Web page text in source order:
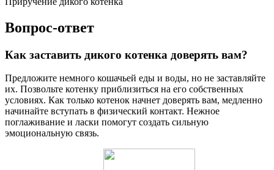
Вопрос-ответ
Как заставить дикого котенка доверять вам?
Предложите немного кошачьей еды и воды, но не заставляйте
их. Позвольте котенку приблизиться на его собственных
условиях. Как только котенок начнет доверять вам, медленно
начинайте вступать в физический контакт. Нежное
поглаживание и ласки помогут создать сильную
эмоциональную связь.